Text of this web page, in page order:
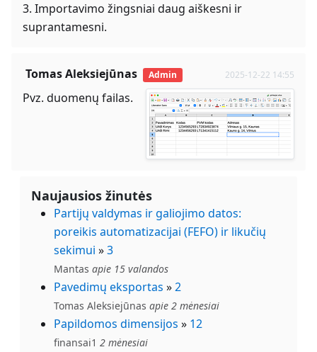
3. Importavimo žingsniai daug aiškesni ir
suprantamesni.
Tomas Aleksiejūnas Admin 2025-12-22 14:55
Pvz. duomenų failas.
Naujausios žinutės
Partijų valdymas ir galiojimo datos:
poreikis automatizacijai (FEFO) ir likučių
sekimui »3
Mantas apie 15 valandos
Pavedimų eksportas »2
Tomas Aleksiejūnas apie 2 mėnesiai
Papildomos dimensijos » 12
finansai1 2 mėnesiai